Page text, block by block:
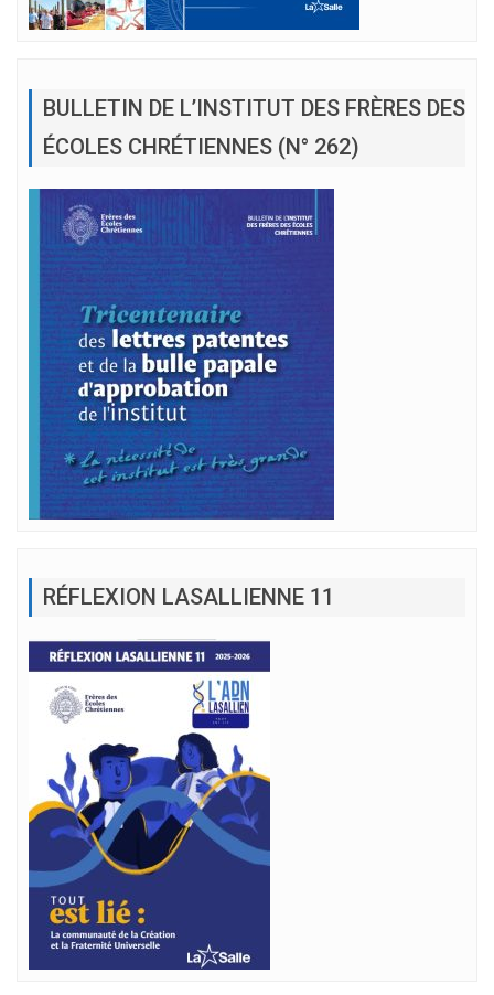
BULLETIN DE L’INSTITUT DES FRÈRES DES
ÉCOLES CHRÉTIENNES (N° 262)
RÉFLEXION LASALLIENNE 11